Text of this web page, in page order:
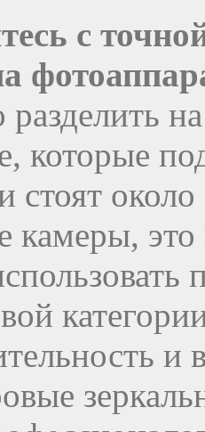
с
которые
стоят
камеры, это